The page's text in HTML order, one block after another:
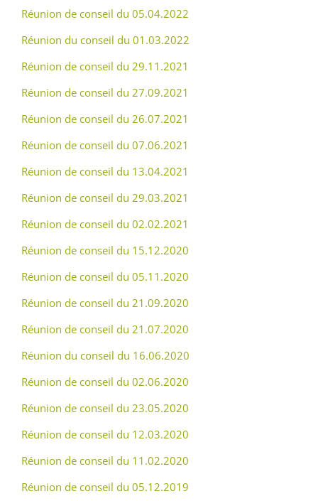
Réunion de conseil du 05.04.2022
Réunion du conseil du 01.03.2022
Réunion de conseil du 29.11.2021
Réunion de conseil du 27.09.2021
Réunion de conseil du 26.07.2021
Réunion de conseil du 07.06.2021
Réunion de conseil du 13.04.2021
Réunion de conseil du 29.03.2021
Réunion de conseil du 02.02.2021
Réunion de conseil du 15.12.2020
Réunion de conseil du 05.11.2020
Réunion de conseil du 21.09.2020
Réunion de conseil du 21.07.2020
Réunion du conseil du 16.06.2020
Réunion de conseil du 02.06.2020
Réunion de conseil du 23.05.2020
Réunion de conseil du 12.03.2020
Réunion de conseil du 11.02.2020
Réunion de conseil du 05.12.2019